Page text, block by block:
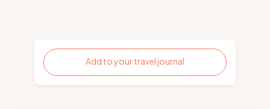
Add to your travel journal